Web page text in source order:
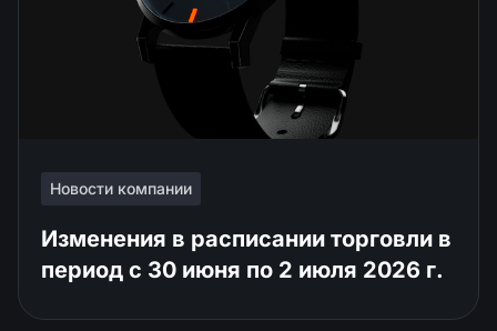
Новости компании
Изменения в расписании торговли в
период с 30 июня по 2 июля 2026 г.